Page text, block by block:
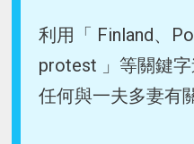
利用「 Finland、
protest 」等關鍵
任何與一夫多妻有